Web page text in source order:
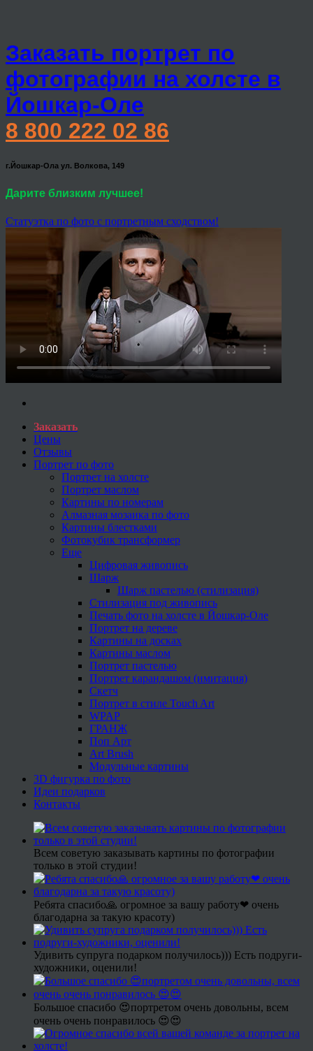
Заказать портрет по
фотографии на холсте в
Йошкар-Оле
8 800 222 02 86
г.Йошкар-Ола ул. Волкова, 149
Дарите близким лучшее!
Статуэтка по фото с портретным сходством!
Заказать
Цены
Отзывы
Портрет по фото
Портрет на холсте
Портрет маслом
Картины по номерам
Алмазная мозаика по фото
Картины блестками
Фотокубик трансформер
Еще
Цифровая живопись
Шарж
Шарж пастелью (стилизация)
Стилизация под живопись
Печать фото на холсте в Йошкар-Оле
Портрет на дереве
Картины на досках
Картины маслом
Портрет пастелью
Портрет карандашом (имитация)
Скетч
Портрет в стиле Touch Art
WPAP
ГРАНЖ
Поп Арт
Art Brush
Модульные картины
3D фигурка по фото
Идеи подарков
Контакты
Всем советую заказывать картины по фотографии
только в этой студии!
Ребята спасибо🙏 огромное за вашу работу❤ очень
благодарна за такую красоту)
Удивить супруга подарком получилось))) Есть подруги-
художники, оценили!
Большое спасибо 😍портретом очень довольны, всем
очень очень понравилось 😍😍